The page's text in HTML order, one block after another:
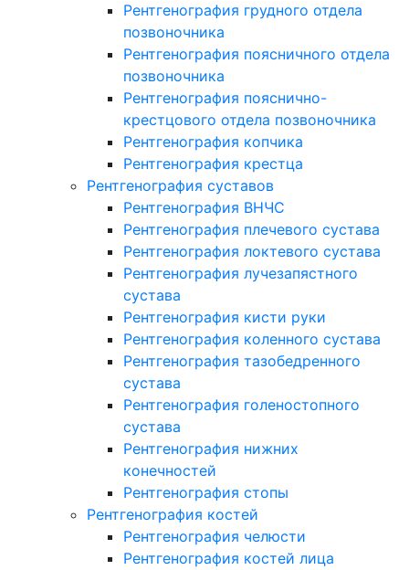
Рентгенография грудного отдела
позвоночника
Рентгенография поясничного отдела
позвоночника
Рентгенография пояснично-
крестцового отдела позвоночника
Рентгенография копчика
Рентгенография крестца
Рентгенография суставов
Рентгенография ВНЧС
Рентгенография плечевого сустава
Рентгенография локтевого сустава
Рентгенография лучезапястного
сустава
Рентгенография кисти руки
Рентгенография коленного сустава
Рентгенография тазобедренного
сустава
Рентгенография голеностопного
сустава
Рентгенография нижних
конечностей
Рентгенография стопы
Рентгенография костей
Рентгенография челюсти
Рентгенография костей лица